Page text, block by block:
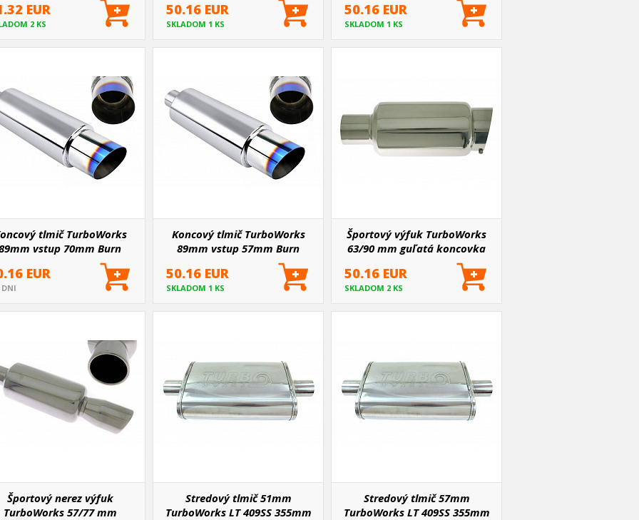
EUR
2 KS
50.16 EUR
SKLADOM 1 KS
50.16 EUR
SKLADOM 1 KS
tlmič TurboWorks
vstup 70mm Burn
EUR
DNI
Koncový tlmič TurboWorks
89mm vstup 57mm Burn
50.16 EUR
SKLADOM 1 KS
Športový výfuk TurboWorks
63/90 mm guľatá koncovka
50.16 EUR
SKLADOM 2 KS
Športový nerez výfuk
TurboWorks 57/77 mm
Stredový tlmič 51mm
TurboWorks LT 409SS 355mm
Stredový tlmič 57mm
TurboWorks LT 409SS 355mm